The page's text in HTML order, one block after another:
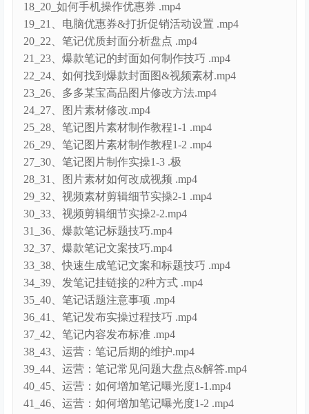
15_15、如何精准跟款.mp4
16_18、如何用手机发布商品.mp4
17_19、如何批量上传产品 .mp4
18_20_如何手机操作优惠券 .mp4
19_21、电脑优惠券&打折促销活动设置 .mp4
20_22、笔记优质封面分析盘点 .mp4
21_23、爆款笔记的封面如何制作技巧 .mp4
22_24、如何找到爆款封面图&视频素材.mp4
23_26、多多某宝高品图片修改方法.mp4
24_27、图片素材修改.mp4
25_28、笔记图片素材制作教程1-1 .mp4
26_29、笔记图片素材制作教程1-2 .mp4
27_30、笔记图片制作实操1-3 .极
28_31、图片素材如何改成视频 .mp4
29_32、视频素材剪辑细节实操2-1 .mp4
30_33、视频剪辑细节实操2-2.mp4
31_36、爆款笔记标题技巧.mp4
32_37、爆款笔记文案技巧.mp4
33_38、快速生成笔记文案和标题技巧 .mp4
34_39、发笔记挂链接的2种方式 .mp4
35_40、笔记话题注意事项 .mp4
36_41、笔记发布实操过程技巧 .mp4
37_42、笔记内容发布标准 .mp4
38_43、运营：笔记后期的维护.mp4